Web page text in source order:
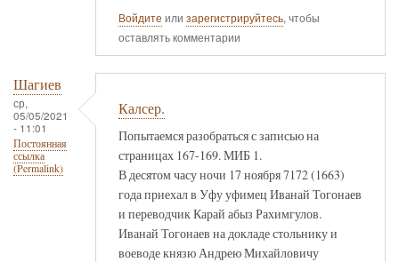
Войдите или зарегистрируйтесь, чтобы
оставлять комментарии
Шагиев
ср,
05/05/2021
- 11:01
Постоянная
ссылка
(Permalink)
Калсер.
Попытаемся разобраться с записью на
страницах 167-169. МИБ 1.
В десятом часу ночи 17 ноября 7172 (1663)
года приехал в Уфу уфимец Иванай Тогонаев
и переводчик Карай абыз Рахимгулов.
Иванай Тогонаев на докладе стольнику и
воеводе князю Андрею Михайловичу